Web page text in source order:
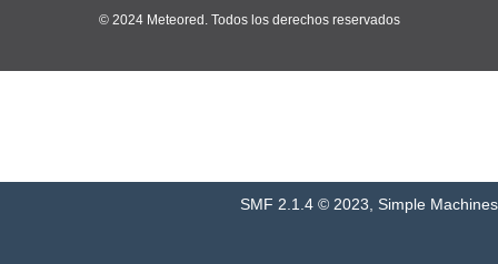
© 2024 Meteored. Todos los derechos reservados
SMF 2.1.4 © 2023 Simple Machines